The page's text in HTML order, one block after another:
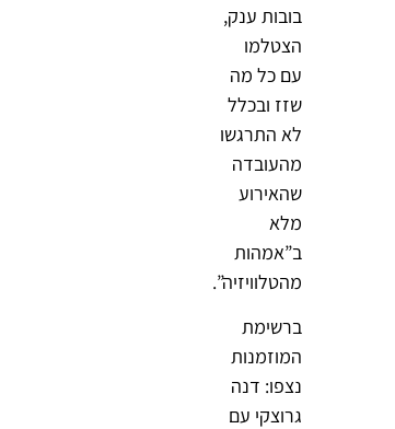
בובות ענק,
הצטלמו
עם כל מה
שזז ובכלל
לא התרגשו
מהעובדה
שהאירוע
מלא
ב”אמהות
מהטלוויזיה”.
ברשימת
המוזמנות
נצפו: דנה
גרוצקי עם